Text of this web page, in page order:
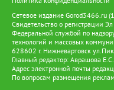
Сетевое издание Gorod3466.ru
Свидетельство о
Федеральной службой по
технологий и массовых
628602 г. Нижневартовск
Главный редактор: Аврашова Е.С.
Адрес электронной почты
По вопросам размещения